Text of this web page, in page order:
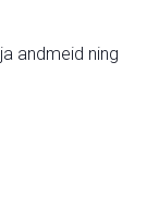
andmeid ning